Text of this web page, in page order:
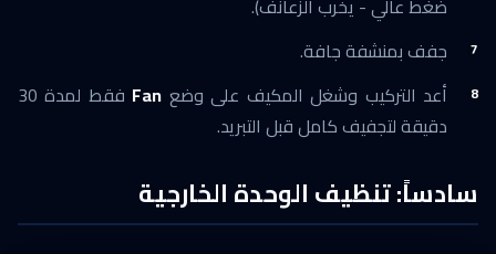
ضغط عالي - يخرب الزعانف).
جفف بمنشفة جافة.
أعد التركيب وشغل المكيف على وضع Fan
فقط لمدة 30
دقيقة لتجفيف كامل قبل التبريد.
سادساً: تنظيف الوحدة الخارجية